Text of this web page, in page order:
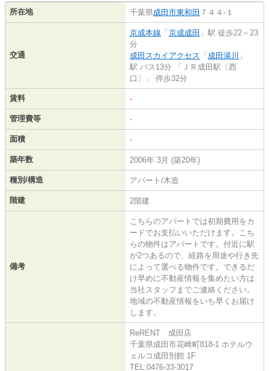
所在地 千葉県成田市東和田 ７４４-１
交通
京成本線 「京成成田 」駅 徒歩22～23
分
成田スカイアクセス 「成田湯川 」
駅 バス13分 「ＪＲ成田駅〔西
口〕」 停歩32分
賃料 -
管理費等 -
面積 -
築年数 2006年 3月 (築20年)
種別/構造 アパート/木造
階建 2階建
備考
こちらのアパートでは初期費用をカ
ードでお支払いいただけます。こち
らの物件はアパートです。付近に駅
が2つあるので、経路を用途や行き先
によって選べる物件です。できるだ
け早めに不動産情報を集めたい方は
当社スタッフまでご連絡ください。
地域の不動産情報をいち早くお届け
します。
ReRENT 成田店
千葉県成田市花崎町818-1 ホテルウ
ェルコ成田別館 1F
TEL:0476-33-3017